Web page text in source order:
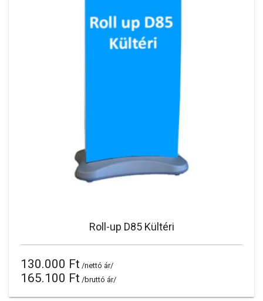
Roll-up D85 Kültéri
130.000 Ft /nettó ár/
165.100 Ft /bruttó ár/